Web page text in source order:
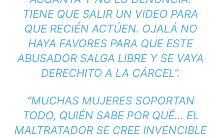
TIENE QUE SALIR UN VIDEO PARA
QUE RECIÉN ACTÚEN. OJALÁ NO
HAYA FAVORES PARA QUE ESTE
ABUSADOR SALGA LIBRE Y SE VAYA
DERECHITO A LA CÁRCEL”.
“MUCHAS MUJERES SOPORTAN
TODO, QUIÉN SABE POR QUÉ… EL
MALTRATADOR SE CREE INVENCIBLE